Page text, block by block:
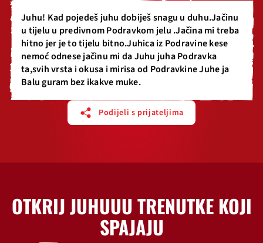
Juhu! Kad pojedeš juhu dobiješ snagu u duhu.Jačinu
u tijelu u predivnom Podravkom jelu .Jačina mi treba
hitno jer je to tijelu bitno.Juhica iz Podravine kese
nemoć odnese jačinu mi da Juhu juha Podravka
ta,svih vrsta i okusa i mirisa od Podravkine Juhe ja
Balu guram bez ikakve muke.
Podijeli s prijateljima
OTKRIJ JUHUUU TRENUTKE KOJI
SPAJAJU